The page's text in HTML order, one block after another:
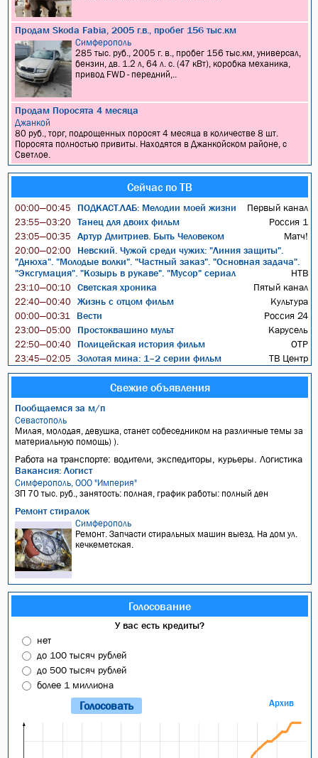
Продам Skoda Fabia, 2005 г.в., пробег 156 тыс.км
Симферополь
285 тыс. руб., 2005 г. в., пробег 156 тыс.км, универсал,
бензин, дв. 1.2 л, 64 л. с. (47 кВт), коробка механика,
привод FWD - передний,..
Продам Поросята 4 месяца
Джанкой
80 руб., торг, подрощенных поросят 4 месяца в количестве 8 шт.
Поросята полностью привиты. Находятся в Джанкойском районе, с
Светлое.
Сейчас по ТВ
00:00—00:45 ПОДКАСТ.ЛАБ: Мелодии моей жизни Первый канал
23:55—03:20 Танец для двоих фильм Россия 1
23:05—00:35 Артур Дмитриев. Быть Человеком Матч!
20:00—02:00
Невский. Чужой среди чужих: "Линия защиты".
"Днюха". "Молодые волки". "Частный заказ". "Основная задача".
"Эксгумация". "Козырь в рукаве". "Мусор" сериал
НТВ
23:10—00:10 Светская хроника Пятый канал
22:40—00:40 Жизнь с отцом фильм Культура
00:00—00:31 Вести Россия 24
23:00—05:00 Простоквашино мульт Карусель
22:50—00:40 Полицейская история фильм ОТР
23:45—02:05 Золотая мина: 1–2 серии фильм ТВ Центр
Свежие объявления
Пообщаемся за м/п
Севастополь
Милая, молодая, девушка, станет собеседником на различные темы за
материальную помощь) ).
Работа на транспорте: водители, экспедиторы, курьеры. Логистика
Вакансия: Логист
Симферополь, ООО "Империя"
ЗП 70 тыс. руб., занятость: полная, график работы: полный ден
Ремонт стиралок
Симферополь
Ремонт. Запчасти стиральных машин выезд. На дом ул.
кечкеметская.
Голосование
У вас есть кредиты?
нет
до 100 тысяч рублей
до 500 тысяч рублей
более 1 миллиона
Архив